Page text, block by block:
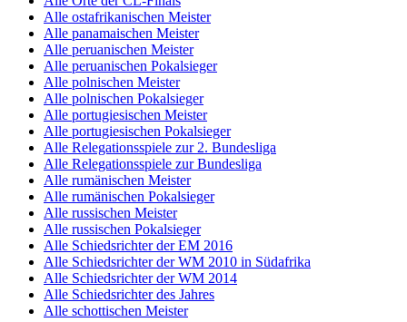
Alle ostafrikanischen Meister
Alle panamaischen Meister
Alle peruanischen Meister
Alle peruanischen Pokalsieger
Alle polnischen Meister
Alle polnischen Pokalsieger
Alle portugiesischen Meister
Alle portugiesischen Pokalsieger
Alle Relegationsspiele zur 2. Bundesliga
Alle Relegationsspiele zur Bundesliga
Alle rumänischen Meister
Alle rumänischen Pokalsieger
Alle russischen Meister
Alle russischen Pokalsieger
Alle Schiedsrichter der EM 2016
Alle Schiedsrichter der WM 2010 in Südafrika
Alle Schiedsrichter der WM 2014
Alle Schiedsrichter des Jahres
Alle schottischen Meister